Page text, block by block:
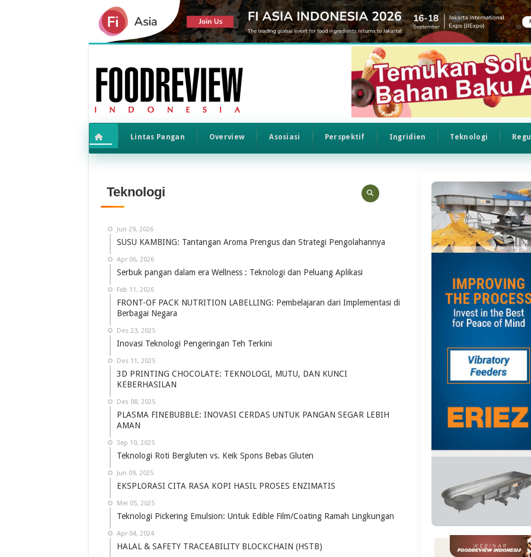
Lintas Pangan Overview Asosiasi Perspektif Ingridien Teknologi
Teknologi
Jun 29, 2026
SUSU KAMBING: Tantangan Aroma Prengus dan Strategi Pengolahannya
Apr 06, 2026
Serbuk pangan dalam era Wellness : Teknologi dan Peluang Aplikasi
Feb 11, 2026
FRONT-OF PACK NUTRITION LABELLING: Pembelajaran dari Implementasi di
Berbagai Negara
Des 23, 2025
Inovasi Teknologi Pengeringan Teh Terkini
Des 11, 2025
3D PRINTING CHOCOLATE: TEKNOLOGI, MUTU, DAN KUNCI
KEBERHASILAN
Des 08, 2025
PLASMA FINEBUBBLE: INOVASI CERDAS UNTUK PANGAN SEGAR LEBIH
AMAN
Sep 10, 2025
Teknologi Roti Bergluten vs. Keik Spons Bebas Gluten
Jun 09, 2025
EKSPLORASI CITA RASA KOPI HASIL PROSES ENZIMATIS
Mei 05, 2025
Teknologi Pickering Emulsion: Untuk Edible Film/Coating Ramah Lingkungan
Apr 04, 2024
HALAL & SAFETY TRACEABILITY BLOCKCHAIN (HSTB)